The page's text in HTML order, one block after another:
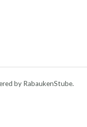
by RabaukenStube.